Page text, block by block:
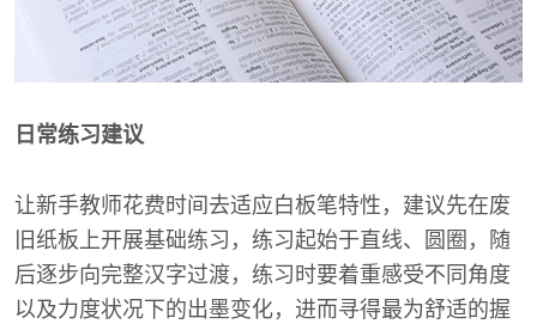
日常练习建议
让新手教师花费时间去适应白板笔特性，建议先在废
旧纸板上开展基础练习，练习起始于直线、圆圈，随
后逐步向完整汉字过渡，练习时要着重感受不同角度
以及力度状况下的出墨变化，进而寻得最为舒适的握